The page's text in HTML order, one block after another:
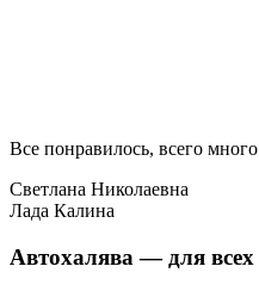
Все понравилось, всего много
Светлана Николаевна
Лада Калина
Автохалява — для всех